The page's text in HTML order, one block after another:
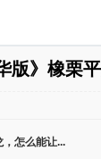
版》橡栗
怎么能让...